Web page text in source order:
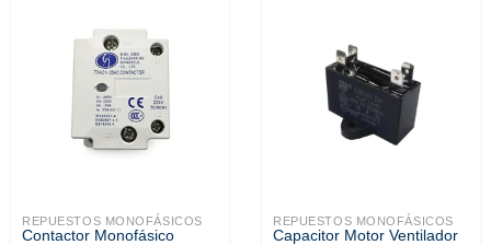
REPUESTOS MONOFÁSICOS
Contactor Monofásico
REPUESTOS MONOFÁSICOS
Capacitor Motor Ventilador